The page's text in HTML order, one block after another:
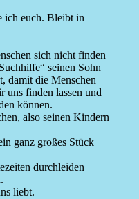
ich euch. Bleibt in
sich nicht finden
seinen Sohn
damit die Menschen
uns finden lassen und
können.
also seinen Kindern
ganz großes Stück
durchleiden
liebt.